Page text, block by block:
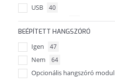
USB 40
HDMI (2db) 11
VESA fali konzol kompatibilis
Jack 2
Audio Vonal-kimenet
Thunderbolt 3
BEÉPÍTETT HANGSZÓRÓ
Igen 47
Nem 64
Opcionális hangszóró modul